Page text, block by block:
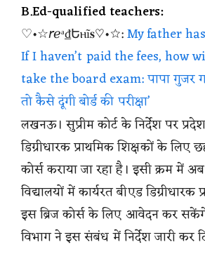
B.Ed-qualified teachers:
♡•☆𝘳ℯᵃ₫Եⲏĩ𝐬♡•☆:My father
If I haven’t paid the fees, how
take the board exam: पापा गुजर
तो कैसे दूंगी बोर्ड की परीक्षा’
लखनऊ। सुप्रीम कोर्ट के निर्देश पर
डिग्रीधारक प्राथमिक शिक्षकों के लिए
कोर्स कराया जा रहा है। इसी क्रम में अब
विद्यालयों में कार्यरत बीएड डिग्रीधारक
इस ब्रिज कोर्स के लिए आवेदन कर
विभाग ने इस संबंध में निर्देश जारी कर